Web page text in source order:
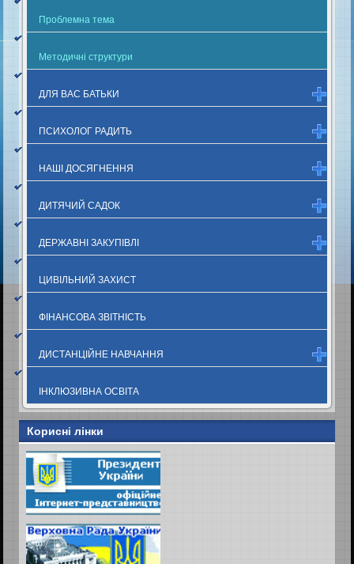
Проблемна тема
Методичні структури
ДЛЯ ВАС БАТЬКИ
ПСИХОЛОГ РАДИТЬ
НАШІ ДОСЯГНЕННЯ
ДИТЯЧИЙ САДОК
ДЕРЖАВНІ ЗАКУПІВЛІ
ЦИВІЛЬНИЙ ЗАХИСТ
ФІНАНСОВА ЗВІТНІСТЬ
ДИСТАНЦІЙНЕ НАВЧАННЯ
ІНКЛЮЗИВНА ОСВІТА
Корисні лінки